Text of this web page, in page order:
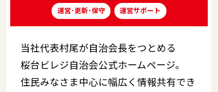
運営･更新･保守 運営サポート
当社代表村尾が自治会長をつとめる
桜台ビレジ自治会公式ホームページ。
住民みなさま中心に幅広く情報共有でき